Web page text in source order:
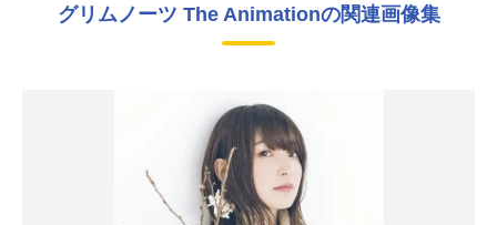
グリムノーツ The Animationの関連画像集